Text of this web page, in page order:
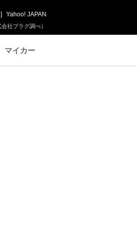
社プラグ調べ）
] Yahoo! JAPAN
マイカー